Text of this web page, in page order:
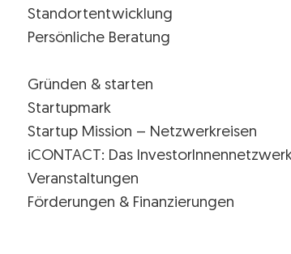
Standortentwicklung
Persönliche Beratung
Gründen & starten
Startupmark
Startup Mission – Netzwerkreisen
iCONTACT: Das
Veranstaltungen
Förderungen & Finanzierungen